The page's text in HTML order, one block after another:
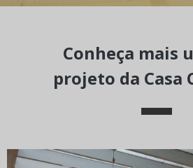
Conheça mais
projeto da Casa